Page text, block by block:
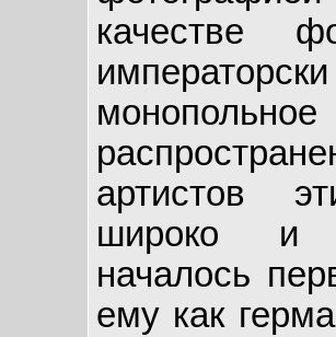
качестве
артистов
широко и
началось
ему как